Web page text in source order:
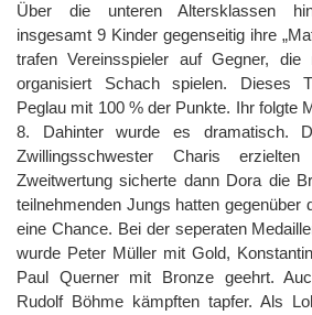
Über die unteren Altersklassen
insgesamt 9 Kinder gegenseitig ihre
trafen Vereinsspieler auf Gegner,
organisiert Schach spielen. Dieses
Peglau mit 100 % der Punkte. Ihr folgte
8. Dahinter wurde es dramatisch.
Zwillingsschwester Charis
Zweitwertung sicherte dann Dora die
teilnehmenden Jungs hatten gegenüber
eine Chance. Bei der seperaten
wurde Peter Müller mit Gold,
Paul Querner mit Bronze geehrt.
Rudolf Böhme kämpften tapfer. Als